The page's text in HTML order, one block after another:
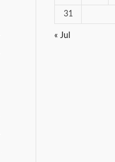
31
« Jul